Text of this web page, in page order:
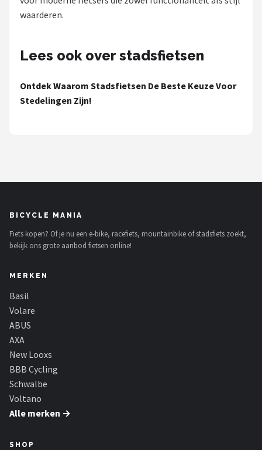
Volare
ABUS
Voltano
Cortina
Alle merken →
waarderen.
Lees ook over stadsfietsen
Ontdek Waarom Stadsfietsen De Beste Keuze Voor
Stedelingen Zijn!
BICYCLE MANIA
Fiets kopen? Of je nu een e-bike, racefiets, mountainbike of stadsfiets zoekt,
bekijk ons grote aanbod fietsen online!
MERKEN
Basil
Volare
ABUS
AXA
New Looxs
BBB Cycling
Schwalbe
Voltano
Alle merken →
SHOP